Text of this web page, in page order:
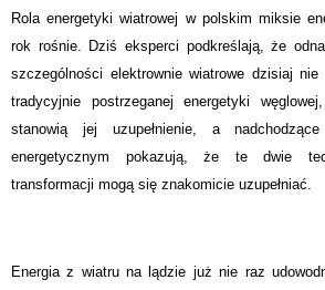
Rola energetyki wiatrowej w polskim miksie
rok rośnie. Dziś eksperci podkreślają, że
szczególności elektrownie wiatrowe dzisiaj
tradycyjnie postrzeganej energetyki
stanowią jej uzupełnienie, a
energetycznym pokazują, że te dwie
transformacji mogą się znakomicie uzupełniać.
Energia z wiatru na lądzie już nie raz